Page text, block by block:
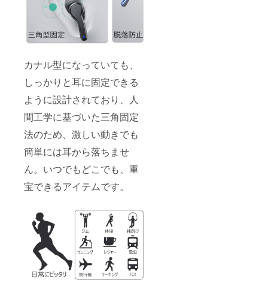
カナル型になっていても、
しっかりと耳に固定できる
ように設計されており、人
間工学に基づいた三角固定
法のため、激しい動きでも
簡単には耳から落ちませ
ん。いつでもどこでも、重
宝できるアイテムです。